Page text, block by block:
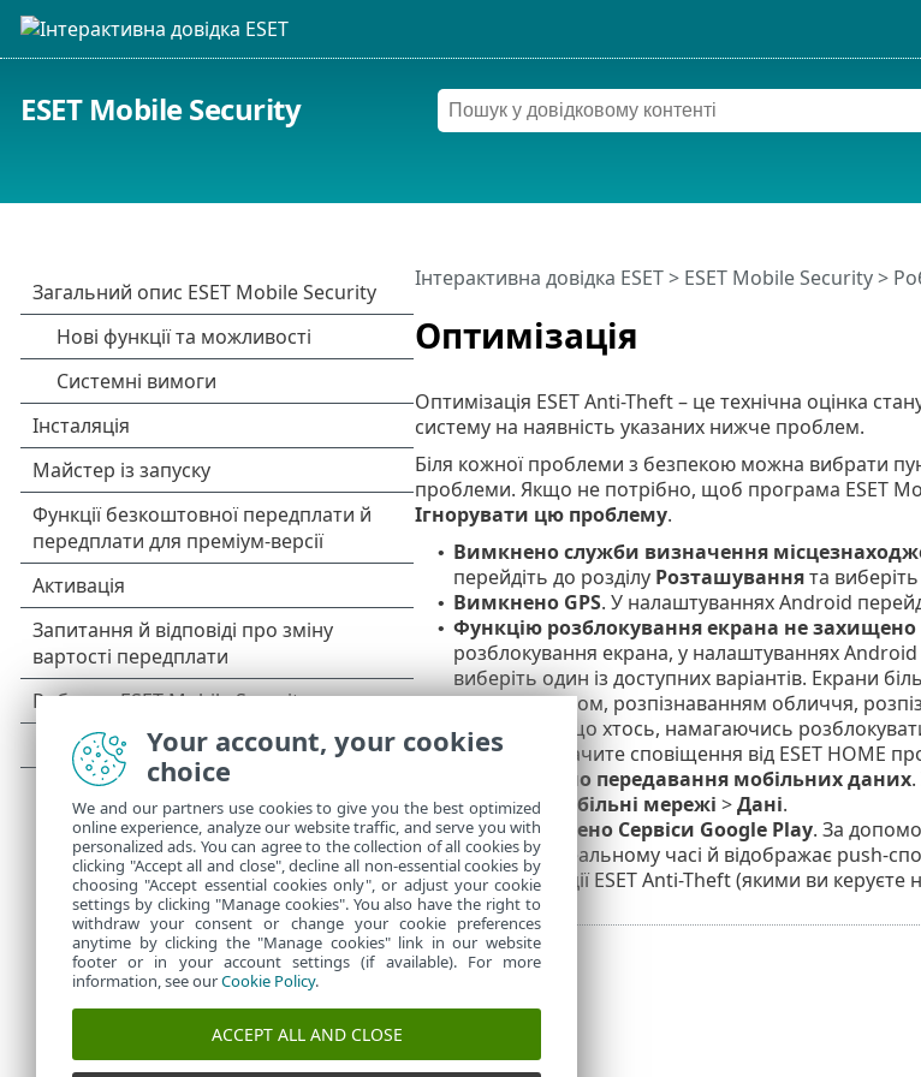
ESET Mobile Security
Оптимізація
Інтерактивна довідка ESET> ESET Mobile Security>
Оптимізація ESET Anti-Theft – це технічна оцінка
систему на наявність указаних нижче проблем.
Біля кожної проблеми з безпекою можна вибрати
проблеми. Якщо не потрібно, щоб програма ESET
Ігнорувати цю проблему.
• Вимкнено служби визначення
перейдіть до розділу Розташуваннята виберіть
• Вимкнено GPS. У налаштуваннях Android
• Функцію розблокування екрана не
розблокування екрана, у налаштуваннях Android
виберіть один із доступних варіантів. Екрани
пальцем, рухом, розпізнаванням обличчя,
паролем. Якщо хтось, намагаючись
Theftви побачите сповіщення від ESET HOME
Не ввімкнено передавання мобільних даних.
мережі> Мобільні мережі >Дані.
• Не встановлено Сервіси Google Play. За
команди в реальному часі й відображає push-
окремі функції ESET Anti-Theft(якими ви керуєте
Your account, your cookies
choice
We and our partners use cookies to give you the best optimized
online experience, analyze our website traffic, and serve you with
personalized ads. You can agree to the collection of all cookies by
clicking "Accept all and close", decline all non-essential cookies by
choosing "Accept essential cookies only", or adjust your cookie
settings by clicking "Manage cookies". You also have the right to
withdraw your consent or change your cookie preferences
anytime by clicking the "Manage cookies" link in our website
footer or in your account settings (if available). For more
information, see ourCookie Policy.
ACCEPT ALL AND CLOSE